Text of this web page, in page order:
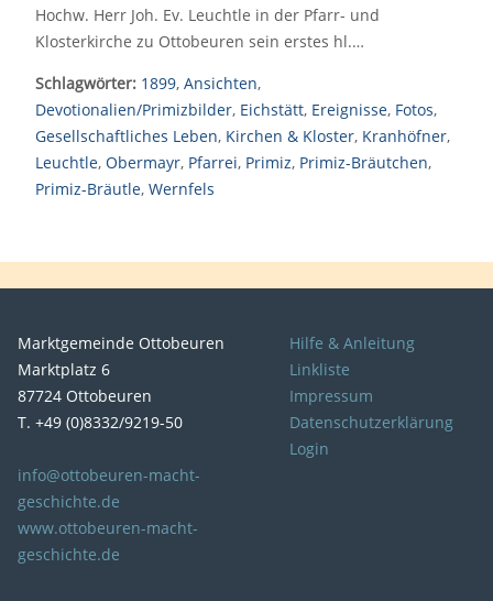
Hochw. Herr Joh. Ev. Leuchtle in der Pfarr- und
Klosterkirche zu Ottobeuren sein erstes hl.…
Schlagwörter: 1899, Ansichten,
Devotionalien/Primizbilder, Eichstätt, Ereignisse, Fotos,
Gesellschaftliches Leben, Kirchen & Kloster, Kranhöfner,
Leuchtle, Obermayr, Pfarrei, Primiz, Primiz-Bräutchen,
Primiz-Bräutle, Wernfels
Marktgemeinde Ottobeuren
Marktplatz 6
87724 Ottobeuren
T. +49 (0)8332/9219-50
info@ottobeuren-macht-
geschichte.de
www.ottobeuren-macht-
geschichte.de
Hilfe & Anleitung
Linkliste
Impressum
Datenschutzerklärung
Login